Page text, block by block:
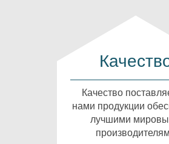
Качество
нами продукции
лучшими